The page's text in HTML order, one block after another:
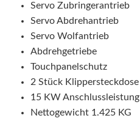
Servo Zubringerantrieb
Servo Abdrehantrieb
Servo Wolfantrieb
Abdrehgetriebe
Touchpanelschutz
2 Stück Klippersteckdose
15 KW Anschlussleistung
Nettogewicht 1.425 KG